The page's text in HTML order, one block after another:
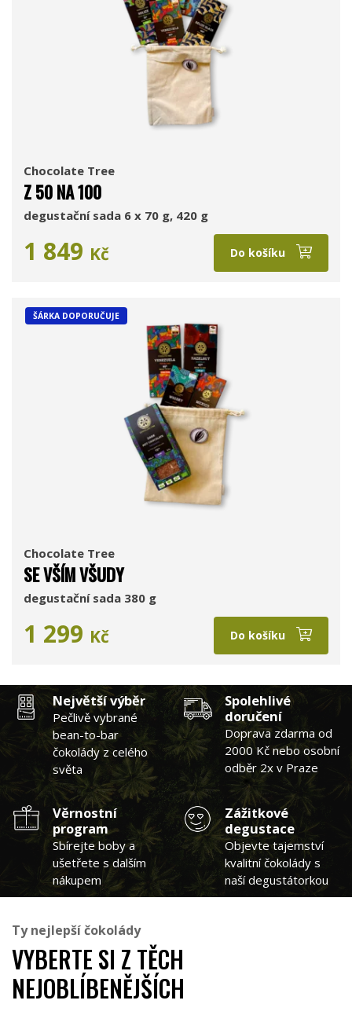
Chocolate Tree
Z 50 NA 100
degustační sada 6 x 70 g, 420 g
1 849 Kč Do košíku
ŠÁRKA DOPORUČUJE
Chocolate Tree
SE VŠÍM VŠUDY
degustační sada 380 g
1 299 Kč Do košíku
Největší výběr
Pečlivě vybrané
bean-to-bar
čokolády z celého
světa
Spolehlivé
doručení
Doprava zdarma od
2000 Kč nebo osobní
odběr 2x v Praze
Věrnostní
program
Sbírejte boby a
ušetřete s dalším
nákupem
Zážitkové
degustace
Objevte tajemství
kvalitní čokolády s
naší degustátorkou
Ty nejlepší čokolády
VYBERTE SI Z TĚCH
NEJOBLÍBENĚJŠÍCH